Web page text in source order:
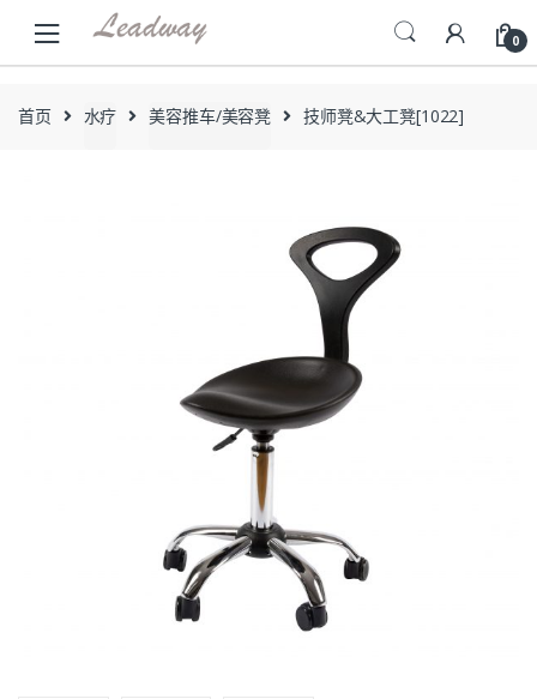
navigation
content
0
首页 水疗 美容推车/美容凳 技师凳&大工凳[1022]